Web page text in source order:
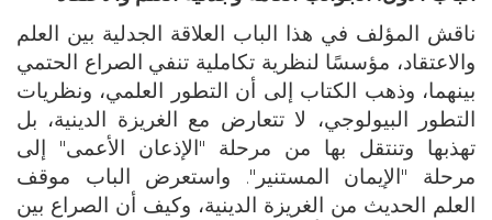
ناقش المؤلف في هذا الباب العلاقة الجدلية بين العلم
والاعتقاد، مؤسسًا لنظرية تكاملية تنفي الصراع الحتمي
بينهما، وذهب الكتاب إلى أن التطور العلمي، ونظريات
التطور البيولوجي، لا تتعارض مع الغريزة الدينية، بل
تهذبها وتنتقل بها من مرحلة "الإذعان الأعمى" إلى
مرحلة "الإيمان المستنير". واستعرض الباب موقف
العلم الحديث من الغريزة الدينية، وكيف أن الصراع بين